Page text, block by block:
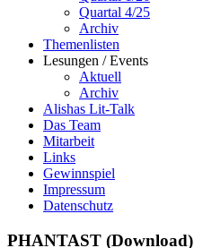
Quartal 4/25
Archiv
Themenlisten
Lesungen / Events
Aktuell
Archiv
Alishas Lit-Talk
Das Team
Mitarbeit
Links
Gewinnspiel
Impressum
Datenschutz
PHANTAST (Download)